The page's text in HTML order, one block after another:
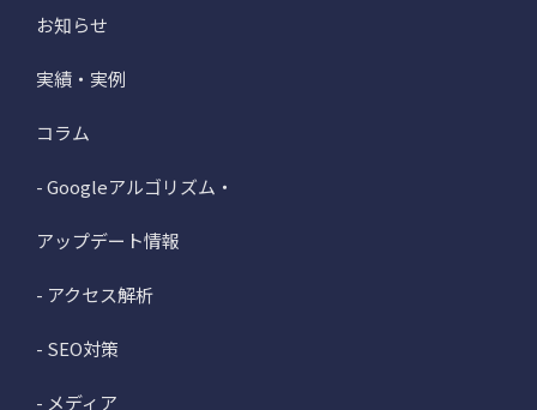
お知らせ
実績・実例
コラム
- Googleアルゴリズム・
アップデート情報
- アクセス解析
- SEO対策
- メディア